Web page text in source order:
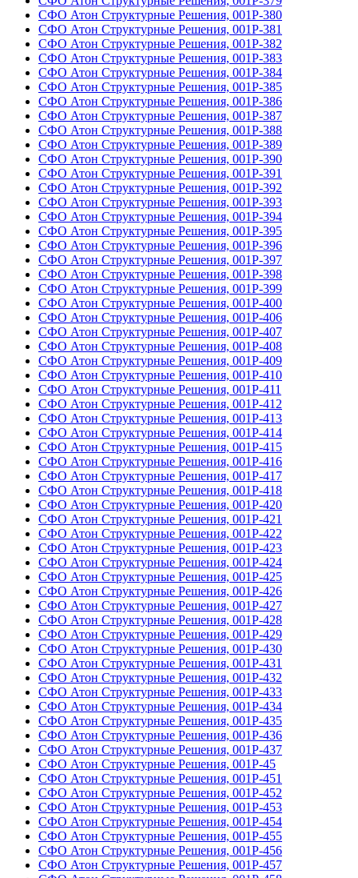
СФО Атон Структурные Решения, 001Р-380
СФО Атон Структурные Решения, 001Р-381
СФО Атон Структурные Решения, 001Р-382
СФО Атон Структурные Решения, 001Р-383
СФО Атон Структурные Решения, 001Р-384
СФО Атон Структурные Решения, 001Р-385
СФО Атон Структурные Решения, 001Р-386
СФО Атон Структурные Решения, 001Р-387
СФО Атон Структурные Решения, 001Р-388
СФО Атон Структурные Решения, 001Р-389
СФО Атон Структурные Решения, 001Р-390
СФО Атон Структурные Решения, 001Р-391
СФО Атон Структурные Решения, 001Р-392
СФО Атон Структурные Решения, 001Р-393
СФО Атон Структурные Решения, 001Р-394
СФО Атон Структурные Решения, 001Р-395
СФО Атон Структурные Решения, 001Р-396
СФО Атон Структурные Решения, 001Р-397
СФО Атон Структурные Решения, 001Р-398
СФО Атон Структурные Решения, 001Р-399
СФО Атон Структурные Решения, 001Р-400
СФО Атон Структурные Решения, 001Р-406
СФО Атон Структурные Решения, 001Р-407
СФО Атон Структурные Решения, 001Р-408
СФО Атон Структурные Решения, 001Р-409
СФО Атон Структурные Решения, 001Р-410
СФО Атон Структурные Решения, 001Р-411
СФО Атон Структурные Решения, 001Р-412
СФО Атон Структурные Решения, 001Р-413
СФО Атон Структурные Решения, 001Р-414
СФО Атон Структурные Решения, 001Р-415
СФО Атон Структурные Решения, 001Р-416
СФО Атон Структурные Решения, 001Р-417
СФО Атон Структурные Решения, 001Р-418
СФО Атон Структурные Решения, 001Р-420
СФО Атон Структурные Решения, 001Р-421
СФО Атон Структурные Решения, 001Р-422
СФО Атон Структурные Решения, 001Р-423
СФО Атон Структурные Решения, 001Р-424
СФО Атон Структурные Решения, 001Р-425
СФО Атон Структурные Решения, 001Р-426
СФО Атон Структурные Решения, 001Р-427
СФО Атон Структурные Решения, 001Р-428
СФО Атон Структурные Решения, 001Р-429
СФО Атон Структурные Решения, 001Р-430
СФО Атон Структурные Решения, 001Р-431
СФО Атон Структурные Решения, 001Р-432
СФО Атон Структурные Решения, 001Р-433
СФО Атон Структурные Решения, 001Р-434
СФО Атон Структурные Решения, 001Р-435
СФО Атон Структурные Решения, 001Р-436
СФО Атон Структурные Решения, 001Р-437
СФО Атон Структурные Решения, 001Р-45
СФО Атон Структурные Решения, 001Р-451
СФО Атон Структурные Решения, 001Р-452
СФО Атон Структурные Решения, 001Р-453
СФО Атон Структурные Решения, 001Р-454
СФО Атон Структурные Решения, 001Р-455
СФО Атон Структурные Решения, 001Р-456
СФО Атон Структурные Решения, 001Р-457